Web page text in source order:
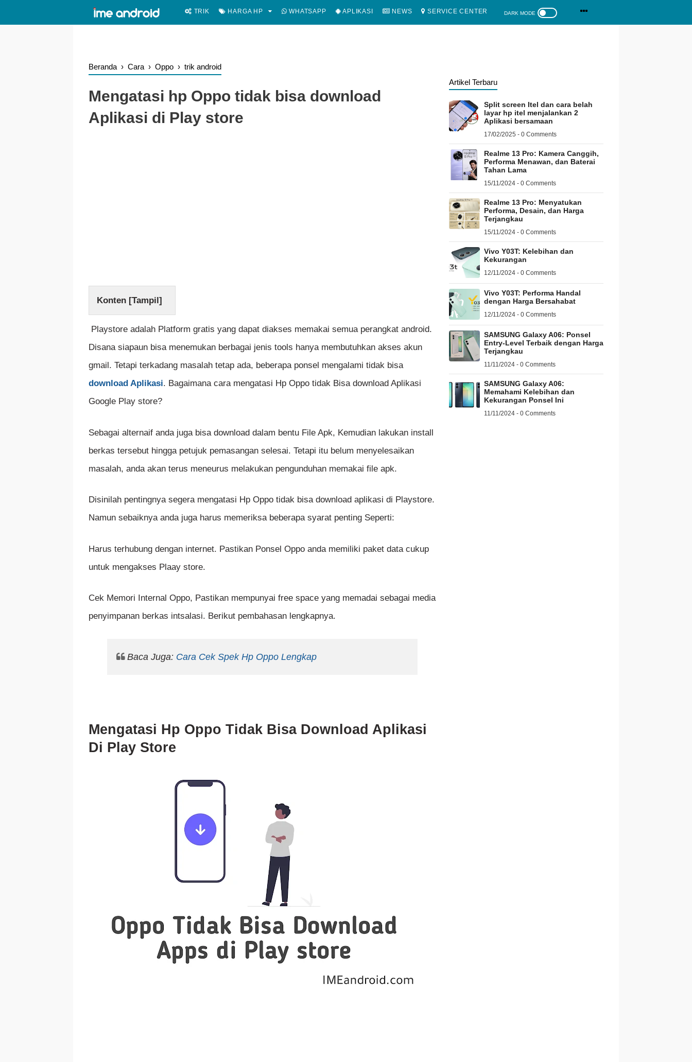
TRIK HARGA HP WHATSAPP APLIKASI NEWS SERVICE CENTER
Beranda › Cara › Oppo › trik android
Mengatasi hp Oppo tidak bisa download
Aplikasi di Play store
Konten [Tampil]
Playstore adalah Platform gratis yang dapat diakses memakai semua perangkat android.
Disana siapaun bisa menemukan berbagai jenis tools hanya membutuhkan akses akun
gmail. Tetapi terkadang masalah tetap ada, beberapa ponsel mengalami tidak bisa
download Aplikasi. Bagaimana cara mengatasi Hp Oppo tidak Bisa download Aplikasi
Google Play store?
Sebagai alternaif anda juga bisa download dalam bentu File Apk, Kemudian lakukan install
berkas tersebut hingga petujuk pemasangan selesai. Tetapi itu belum menyelesaikan
masalah, anda akan terus meneurus melakukan pengunduhan memakai file apk.
Disinilah pentingnya segera mengatasi Hp Oppo tidak bisa download aplikasi di Playstore.
Namun sebaiknya anda juga harus memeriksa beberapa syarat penting Seperti:
Harus terhubung dengan internet. Pastikan Ponsel Oppo anda memiliki paket data cukup
untuk mengakses Plaay store.
Cek Memori Internal Oppo, Pastikan mempunyai free space yang memadai sebagai media
penyimpanan berkas intsalasi. Berikut pembahasan lengkapnya.
Baca Juga: Cara Cek Spek Hp Oppo Lengkap
Mengatasi Hp Oppo Tidak Bisa Download Aplikasi
Di Play Store
Artikel Terbaru
Split screen Itel dan cara belah
layar hp itel menjalankan 2
Aplikasi bersamaan
17/02/2025 - 0 Comments
Realme 13 Pro: Kamera Canggih,
Performa Menawan, dan Baterai
Tahan Lama
15/11/2024 - 0 Comments
Realme 13 Pro: Menyatukan
Performa, Desain, dan Harga
Terjangkau
15/11/2024 - 0 Comments
Vivo Y03T: Kelebihan dan
Kekurangan
12/11/2024 - 0 Comments
Vivo Y03T: Performa Handal
dengan Harga Bersahabat
12/11/2024 - 0 Comments
SAMSUNG Galaxy A06: Ponsel
Entry-Level Terbaik dengan Harga
Terjangkau
11/11/2024 - 0 Comments
SAMSUNG Galaxy A06:
Memahami Kelebihan dan
Kekurangan Ponsel Ini
11/11/2024 - 0 Comments